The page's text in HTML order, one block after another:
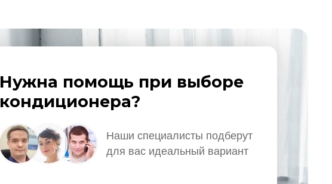
Наши специалисты подберут
для вас идеальный вариант
Нужна помощь при выборе
кондиционера?